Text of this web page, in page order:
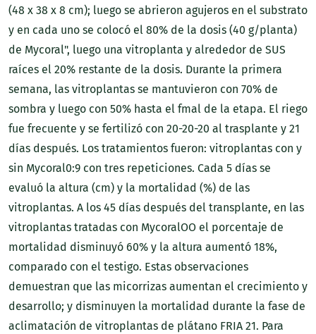
(48 x 38 x 8 cm); luego se abrieron agujeros en el substrato
y en cada uno se colocó el 80% de la dosis (40 g/planta)
de Mycoral", luego una vitroplanta y alrededor de SUS
raíces el 20% restante de la dosis. Durante la primera
semana, las vitroplantas se mantuvieron con 70% de
sombra y luego con 50% hasta el fmal de la etapa. El riego
fue frecuente y se fertilizó con 20-20-20 al trasplante y 21
días después. Los tratamientos fueron: vitroplantas con y
sin Mycoral0:9 con tres repeticiones. Cada 5 días se
evaluó la altura (cm) y la mortalidad (%) de las
vitroplantas. A los 45 días después del transplante, en las
vitroplantas tratadas con MycoralOO el porcentaje de
mortalidad disminuyó 60% y la altura aumentó 18%,
comparado con el testigo. Estas observaciones
demuestran que las micorrizas aumentan el crecimiento y
desarrollo; y disminuyen la mortalidad durante la fase de
aclimatación de vitroplantas de plátano FRIA 21. Para